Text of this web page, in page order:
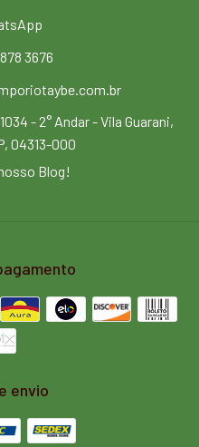
3676
- 2° Andar - Vila Guarani,
04313-000
Blog!
envio